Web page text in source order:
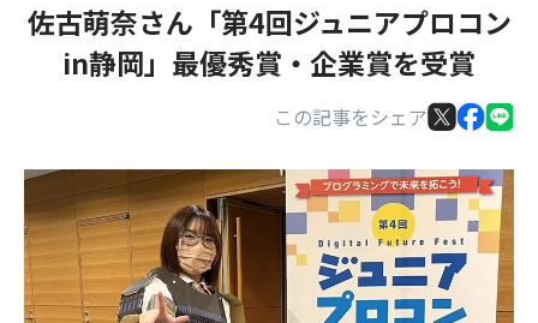
この記事をシェア
佐古萌奈さん「第4回ジュニアプロコン
in静岡」最優秀賞・企業賞を受賞